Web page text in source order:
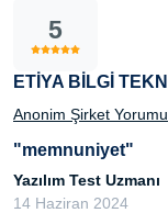
5
ETİYA BİLGİ
Anonim Şirket Yorumu
"memnuniyet"
Yazılım Test Uzmanı
14 Haziran 2024